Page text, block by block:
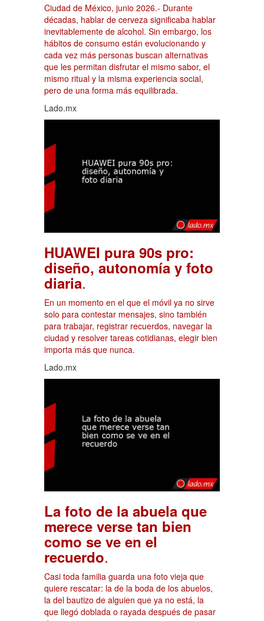
Ciudad de México, junio 2026.- Durante
décadas, hablar de cerveza significaba hablar
inevitablemente de alcohol. Sin embargo, los
hábitos de consumo están evolucionando y
cada vez más personas buscan alternativas
que les permitan disfrutar el mismo sabor, el
mismo ritual y la misma experiencia social,
pero de una forma más equilibrada.
Lado.mx
HUAWEI pura 90s pro:
diseño, autonomía y foto
diaria.
En un momento en el que el móvil ya no sirve
solo para contestar mensajes, sino también
para trabajar, registrar recuerdos, navegar la
ciudad y resolver tareas cotidianas, elegir bien
importa más que nunca.
Lado.mx
La foto de la abuela que
merece verse tan bien
como se ve en el
recuerdo.
Casi toda familia guarda una foto vieja que
quiere rescatar: la de la boda de los abuelos,
la del bautizo de alguien que ya no está, la
que llegó doblada o rayada después de pasar